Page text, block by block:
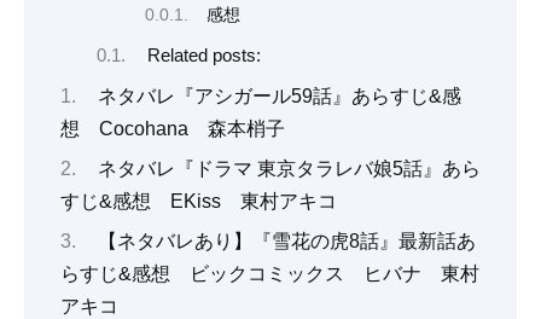
感想
Related posts:
ネタバレ『アシガール59話』あらすじ&感
想 Cocohana 森本梢子
ネタバレ『ドラマ 東京タラレバ娘5話』あら
すじ&感想 EKiss 東村アキコ
【ネタバレあり】『雪花の虎8話』最新話あ
らすじ&感想 ビックコミックス ヒバナ 東村
アキコ